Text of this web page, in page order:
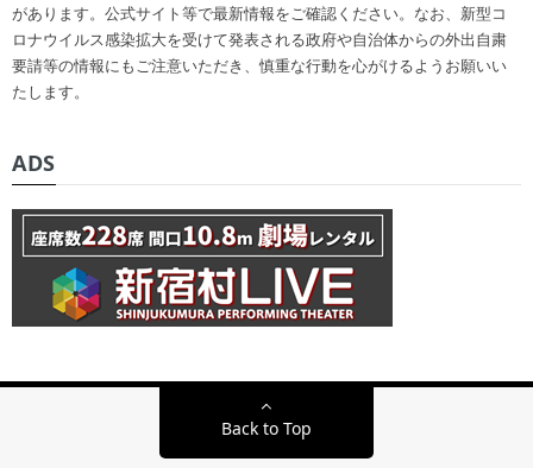
があります。公式サイト等で最新情報をご確認ください。なお、新型コ
ロナウイルス感染拡大を受けて発表される政府や自治体からの外出自粛
要請等の情報にもご注意いただき、慎重な行動を心がけるようお願いい
たします。
ADS
Back to Top